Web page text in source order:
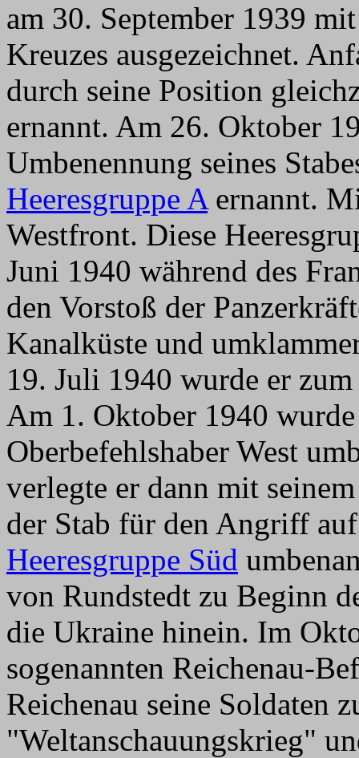
am 30. September 1939
Kreuzes ausgezeichnet.
durch seine Position
ernannt. Am 26. Oktober
Umbenennung seines
Heeresgruppe Aernannt.
Westfront. Diese
Juni 1940 während des
den Vorstoß der
Kanalküste und
19. Juli 1940 wurde er
Am 1. Oktober 1940
Oberbefehlshaber West
verlegte er dann mit
der Stab für den Angriff
Heeresgruppe Süd
von Rundstedt zu Beginn
die Ukraine hinein. Im
sogenannten Reichenau-
Reichenau seine Soldaten
"Weltanschauungskrieg"